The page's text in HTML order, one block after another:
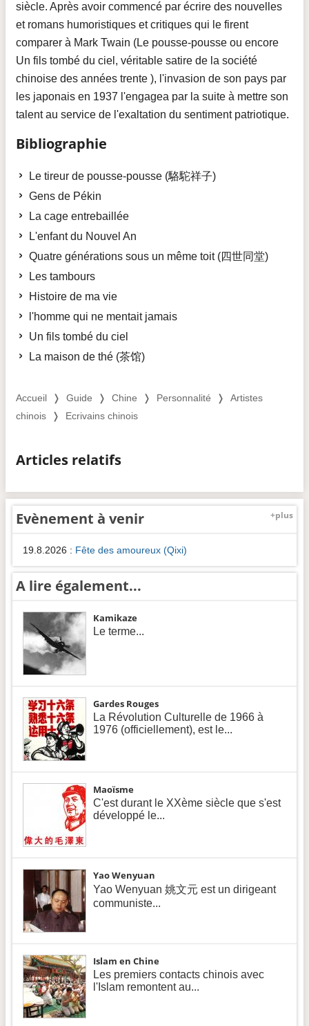
siècle. Après avoir commencé par écrire des nouvelles
et romans humoristiques et critiques qui le firent
comparer à Mark Twain (Le pousse-pousse ou encore
Un fils tombé du ciel, véritable satire de la société
chinoise des années trente ), l'invasion de son pays par
les japonais en 1937 l'engagea par la suite à mettre son
talent au service de l'exaltation du sentiment patriotique.
Bibliographie
Le tireur de pousse-pousse (駱駝祥子)
Gens de Pékin
La cage entrebaillée
L'enfant du Nouvel An
Quatre générations sous un même toit (四世同堂)
Les tambours
Histoire de ma vie
l'homme qui ne mentait jamais
Un fils tombé du ciel
La maison de thé (茶馆)
Accueil ❭ Guide ❭ Chine ❭ Personnalité ❭ Artistes
chinois ❭ Ecrivains chinois
Articles relatifs
+plus
Evènement à venir
19.8.2026 : Fête des amoureux (Qixi)
A lire également...
Kamikaze
Le terme...
Gardes Rouges
La Révolution Culturelle de 1966 à
1976 (officiellement), est le...
Maoïsme
C'est durant le XXème siècle que s'est
développé le...
Yao Wenyuan
Yao Wenyuan 姚文元 est un dirigeant
communiste...
Islam en Chine
Les premiers contacts chinois avec
l'Islam remontent au...